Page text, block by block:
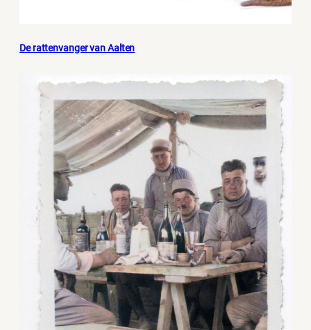
De rattenvanger van Aalten